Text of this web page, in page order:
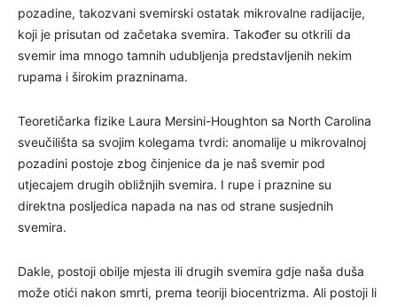
pozadine, takozvani svemirski ostatak mikrovalne radijacije,
koji je prisutan od začetaka svemira. Također su otkrili da
svemir ima mnogo tamnih udubljenja predstavljenih nekim
rupama i širokim prazninama.
Teoretičarka fizike Laura Mersini-Houghton sa North Carolina
sveučilišta sa svojim kolegama tvrdi: anomalije u mikrovalnoj
pozadini postoje zbog činjenice da je naš svemir pod
utjecajem drugih obližnjih svemira. I rupe i praznine su
direktna posljedica napada na nas od strane susjednih
svemira.
Dakle, postoji obilje mjesta ili drugih svemira gdje naša duša
može otići nakon smrti, prema teoriji biocentrizma. Ali postoji li